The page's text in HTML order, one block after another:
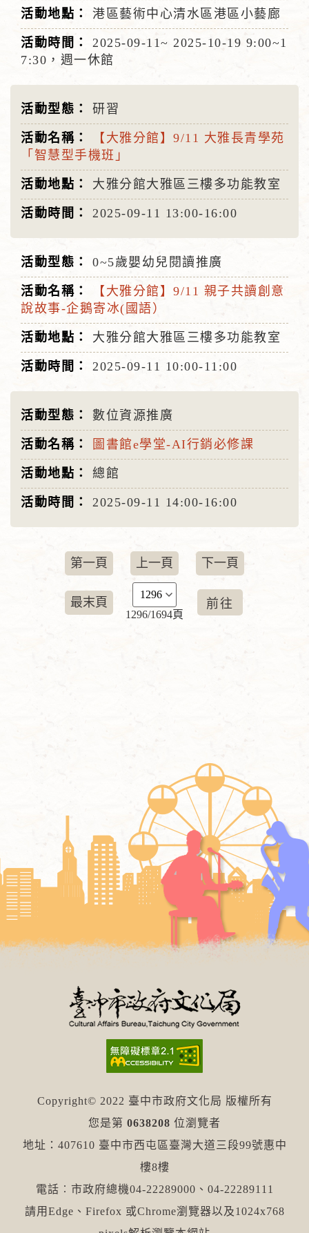
港區藝術中心清水區港區小藝廊
2025-09-11~ 2025-10-19 9:00~1
7:30，週一休館
研習
【大雅分館】9/11 大雅長青學苑
「智慧型手機班」
大雅分館大雅區三樓多功能教室
2025-09-11 13:00-16:00
0~5歲嬰幼兒閱讀推廣
【大雅分館】9/11 親子共讀創意
說故事-企鵝寄冰(國語）
大雅分館大雅區三樓多功能教室
2025-09-11 10:00-11:00
數位資源推廣
圖書館e學堂-AI行銷必修課
總館
2025-09-11 14:00-16:00
第一頁 上一頁 下一頁
最末頁
1296/1694頁
Copyright© 2022 臺中市政府文化局 版權所有
您是第 0638208 位瀏覽者
地址：407610 臺中市西屯區臺灣大道三段99號惠中
樓8樓
電話︰市政府總機04-22289000、04-22289111
請用Edge、Firefox 或Chrome瀏覽器以及1024x768